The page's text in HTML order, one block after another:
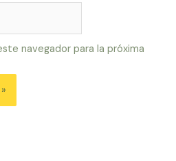
navegador para la próxima